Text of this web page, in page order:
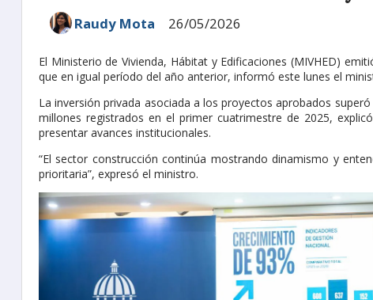
26/05/2026
Raudy Mota
El Ministerio de Vivienda, Hábitat y Edificaciones (MIVHED)
que en igual período del año anterior, informó este lunes el
La inversión privada asociada a los proyectos aprobados
millones registrados en el primer cuatrimestre de 2025,
presentar avances institucionales.
“El sector construcción continúa mostrando dinamismo y
prioritaria”, expresó el ministro.